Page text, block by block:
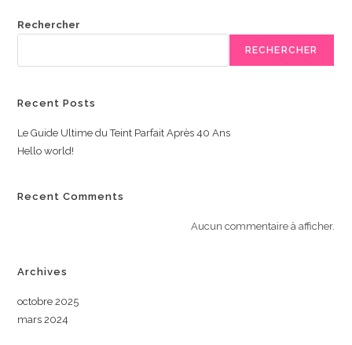
Rechercher
RECHERCHER
Recent Posts
Le Guide Ultime du Teint Parfait Après 40 Ans
Hello world!
Recent Comments
Aucun commentaire à afficher.
Archives
octobre 2025
mars 2024